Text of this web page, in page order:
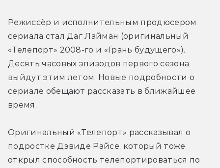
Режиссёр и исполнительным продюсером
сериала стал Даг Лайман (оригинальный
«Телепорт» 2008-го и «Грань будущего»).
Десять часовых эпизодов первого сезона
выйдут этим летом. Новые подробности о
сериале обещают рассказать в ближайшее
время.
Оригинальный «Телепорт» рассказывал о
подростке Дэвиде Райсе, который тоже
открыл способность телепортироваться по